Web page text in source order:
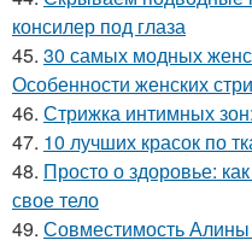
консилер под глаза
45. 30 самых модных
Особенности женских
46. Стрижка интимных
47. 10 лучших красок по
48. Просто о здоровье:
свое тело
49. Совместимость Алины